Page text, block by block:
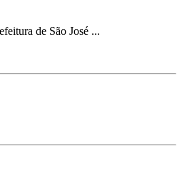
de São José ...